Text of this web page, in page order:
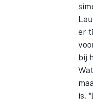
er
bij
is.